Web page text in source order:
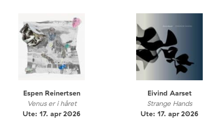
Espen Reinertsen
Venus er i håret
Ute: 17. apr 2026
Eivind Aarset
Strange Hands
Ute: 17. apr 2026